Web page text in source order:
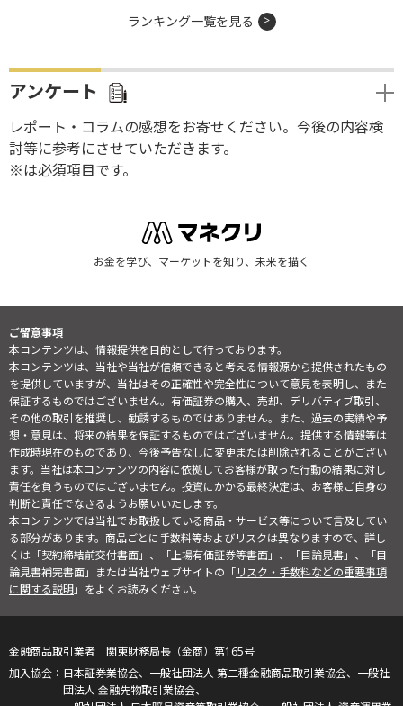
ランキング一覧を見る
アンケート
レポート・コラムの感想をお寄せください。今後の内容検
討等に参考にさせていただきます。
※は必須項目です。
お金を学び、マーケットを知り、未来を描く
ご留意事項
本コンテンツは、情報提供を目的として行っております。
本コンテンツは、当社や当社が信頼できると考える情報源から提供されたもの
を提供していますが、当社はその正確性や完全性について意見を表明し、また
保証するものではございません。有価証券の購入、売却、デリバティブ取引、
その他の取引を推奨し、勧誘するものではありません。また、過去の実績や予
想・意見は、将来の結果を保証するものではございません。提供する情報等は
作成時現在のものであり、今後予告なしに変更または削除されることがござい
ます。当社は本コンテンツの内容に依拠してお客様が取った行動の結果に対し
責任を負うものではございません。投資にかかる最終決定は、お客様ご自身の
判断と責任でなさるようお願いいたします。
本コンテンツでは当社でお取扱している商品・サービス等について言及してい
る部分があります。商品ごとに手数料等およびリスクは異なりますので、詳し
くは「契約締結前交付書面」、「上場有価証券等書面」、「目論見書」、「目
論見書補完書面」または当社ウェブサイトの「リスク・手数料などの重要事項
に関する説明」をよくお読みください。
金融商品取引業者 関東財務局長（金商）第165号
日本証券業協会、一般社団法人 第二種金融商品取引業協会、一般社
団法人 金融先物取引業協会、